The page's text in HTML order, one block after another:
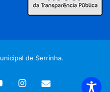
de Serrinha.
YouTubeInstagramWebmail